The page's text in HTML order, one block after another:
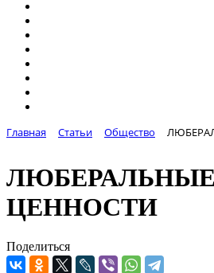
Главная Статьи Общество
ЛЮБЕРАЛЬНЫЕ
ЦЕННОСТИ
Поделиться